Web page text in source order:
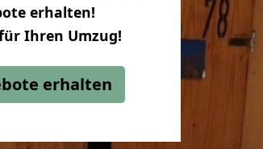
erhalten!
Ihren Umzug!
erhalten